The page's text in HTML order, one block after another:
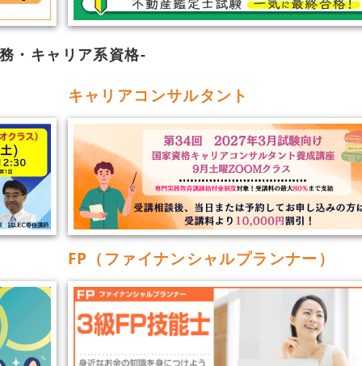
・キャリア系資格
キャリアコンサルタント
FP（ファイナンシャルプランナー）